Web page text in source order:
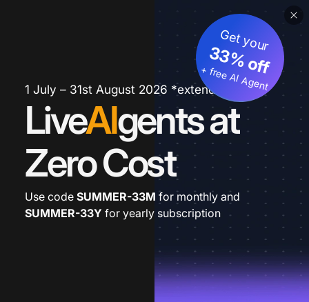
1 July – 31st August 2026 *extended
LiveAIgents at
Zero Cost
Get your
33% off
+ free AI Agent
Use code SUMMER-33M for monthly and
SUMMER-33Y for yearly subscription